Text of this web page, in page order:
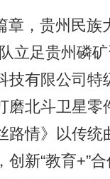
，贵州民族
立足贵州磷
技有限公司
磨北斗卫星
路情》以传
新“教育+”